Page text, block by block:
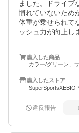
ました。ドライブ
慣れていないため
体重が乗せられて
ッシュ力が向上し
購入した商品
カラー/グリーン、
購入したストア
SuperSportsXEBIO
違反報告